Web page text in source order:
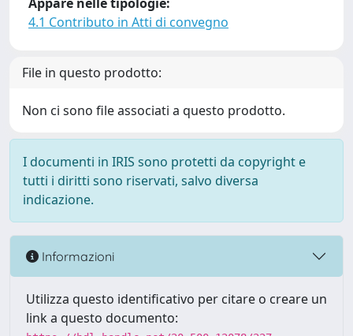
4.1 Contributo in Atti di convegno
File in questo prodotto:
Non ci sono file associati a questo prodotto.
I documenti in IRIS sono protetti da copyright e
tutti i diritti sono riservati, salvo diversa
indicazione.
Informazioni
Utilizza questo identificativo per citare o creare un
link a questo documento: